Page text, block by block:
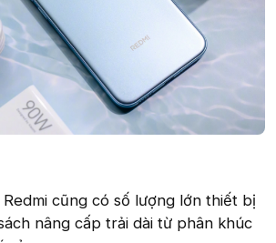
cũng có số lượng lớn thiết bị
nâng cấp trải dài từ phân khúc